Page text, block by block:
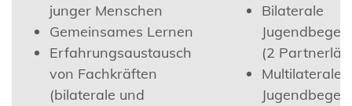
junger Menschen
Gemeinsames Lernen
Erfahrungsaustausch
von Fachkräften
(bilaterale und
Bilaterale
(2
Multilaterale